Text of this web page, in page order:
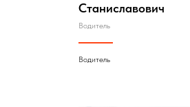
Станиславович
Водитель
Водитель